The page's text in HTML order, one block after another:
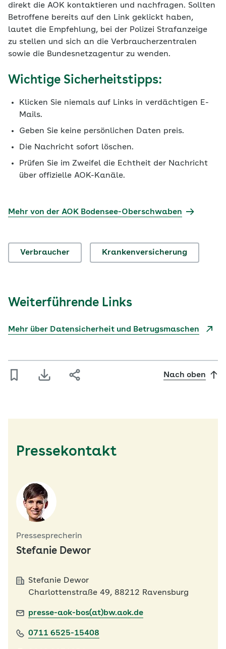
direkt die AOK kontaktieren und nachfragen. Sollten
Betroffene bereits auf den Link geklickt haben,
lautet die Empfehlung, bei der Polizei Strafanzeige
zu stellen und sich an die Verbraucherzentralen
sowie die Bundesnetzagentur zu wenden.
Wichtige Sicherheitstipps:
Klicken Sie niemals auf Links in verdächtigen E-
Mails.
Geben Sie keine persönlichen Daten preis.
Die Nachricht sofort löschen.
Prüfen Sie im Zweifel die Echtheit der Nachricht
über offizielle AOK-Kanäle.
Mehr von der AOK Bodensee-Oberschwaben
Verbraucher Krankenversicherung
Weiterführende Links
Mehr über Datensicherheit und Betrugsmaschen
Nach oben
Pressekontakt
Pressesprecherin
Stefanie Dewor
Stefanie Dewor
Charlottenstraße 49, 88212 Ravensburg
presse-aok-bos(at)bw.aok.de
0711 6525-15408